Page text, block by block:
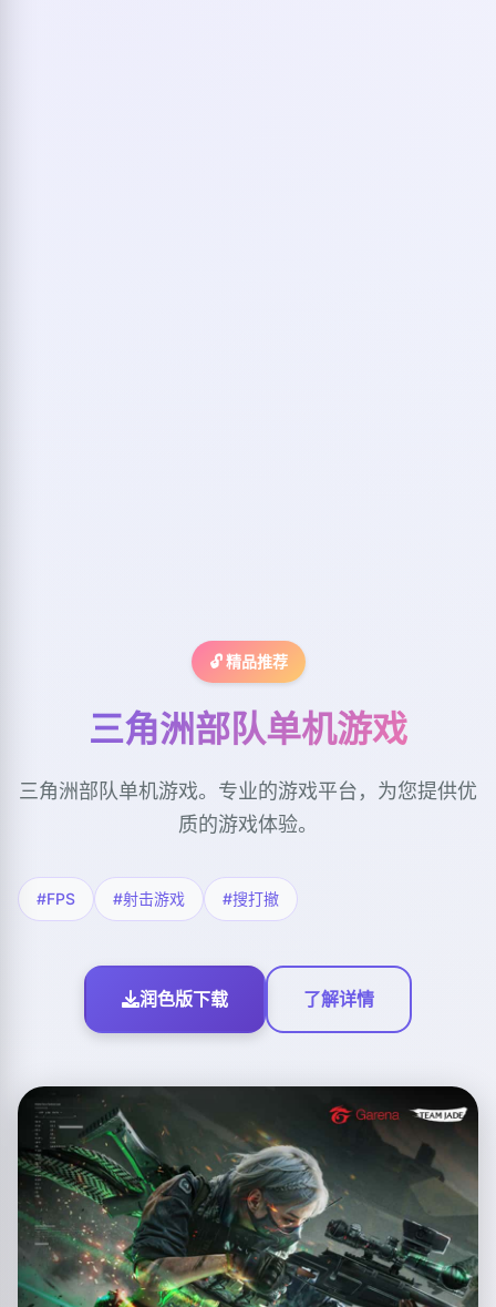
🔓 精品推荐
三角洲部队单机游戏
三角洲部队单机游戏。专业的游戏平台，为您提供优
质的游戏体验。
#FPS #射击游戏 #搜打撤
润色版下载 了解详情